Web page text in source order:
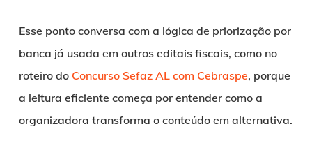
Esse ponto conversa com a lógica de priorização por
banca já usada em outros editais fiscais, como no
roteiro do Concurso Sefaz AL com Cebraspe, porque
a leitura eficiente começa por entender como a
organizadora transforma o conteúdo em alternativa.